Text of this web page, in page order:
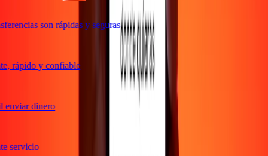
son rápidas y seguras
rápido y confiable
dinero
servicio